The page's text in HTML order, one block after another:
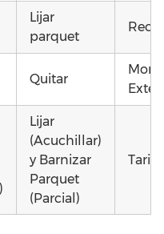
Lijar
parquet
Quitar
Lijar
(Acuchillar)
y Barnizar
Parquet
(Parcial)